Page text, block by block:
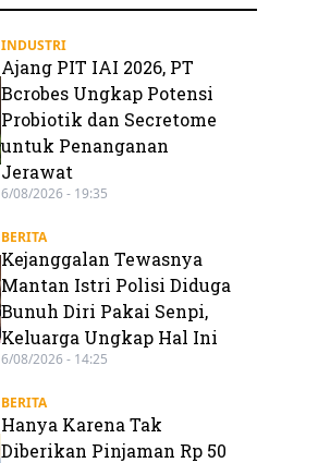
INDUSTRI
Ajang PIT IAI 2026, PT
Bcrobes Ungkap Potensi
Probiotik dan Secretome
untuk Penanganan
Jerawat
6/08/2026 - 19:35
BERITA
Kejanggalan Tewasnya
Mantan Istri Polisi Diduga
Bunuh Diri Pakai Senpi,
Keluarga Ungkap Hal Ini
6/08/2026 - 14:25
BERITA
Hanya Karena Tak
Diberikan Pinjaman Rp 50